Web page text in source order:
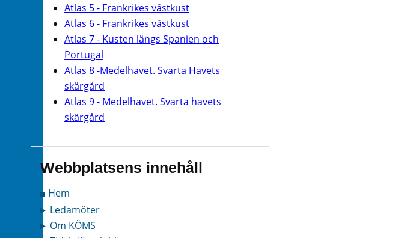
Atlas 5 - Frankrikes västkust
Atlas 6 - Frankrikes västkust
Atlas 7 - Kusten längs Spanien och
Portugal
Atlas 8 -Medelhavet. Svarta Havets
skärgård
Atlas 9 - Medelhavet. Svarta havets
skärgård
Webbplatsens innehåll
Hem
Ledamöter
Om KÖMS